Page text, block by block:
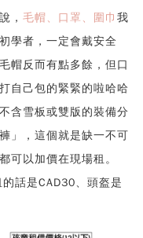
， 毛帽、口罩、圍巾 我
學者，一定會戴安全
帽反而有點多餘，但口
自己包的緊緊的啦哈哈
含雪板或雙版的裝備分
」，這個就是缺一不可
可以加價在現場租。
話是CAD30、頭盔是